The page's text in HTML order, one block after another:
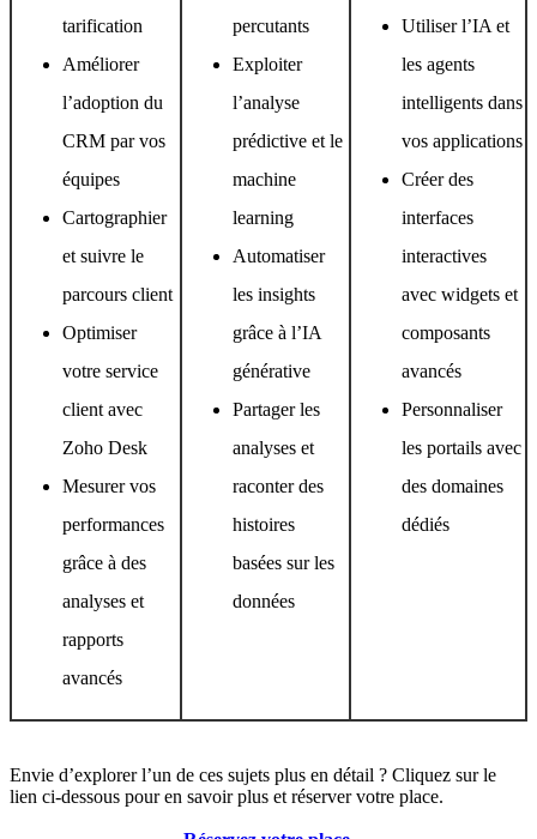
tarification
Améliorer
l’adoption du
CRM par vos
équipes
Cartographier
et suivre le
parcours client
Optimiser
votre service
client avec
Zoho Desk
Mesurer vos
performances
grâce à des
analyses et
rapports
avancés
percutants
Exploiter
l’analyse
prédictive et le
machine
learning
Automatiser
les insights
grâce à l’IA
générative
Partager les
analyses et
raconter des
histoires
basées sur les
données
Utiliser l’IA et
les agents
intelligents dans
vos applications
Créer des
interfaces
interactives
avec widgets et
composants
avancés
Personnaliser
les portails avec
des domaines
dédiés
Envie d’explorer l’un de ces sujets plus en détail ? Cliquez sur le
lien ci-dessous pour en savoir plus et réserver votre place.